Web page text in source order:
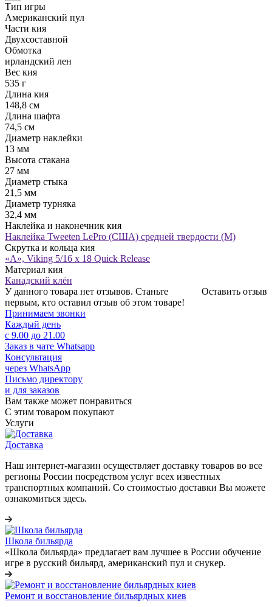
Тип игры
Американский пул
Части кия
Двухсоставной
Обмотка
ирландский лен
Вес кия
535 г
Длина кия
148,8 см
Длина шафта
74,5 см
Диаметр наклейки
13 мм
Высота стакана
27 мм
Диаметр стыка
21,5 мм
Диаметр турняка
32,4 мм
Наклейка и наконечник кия
Наклейка Tweeten LePro (США) средней твердости (М)
Скрутка и кольца кия
«A», Viking 5/16 x 18 Quick Release
Материал кия
Канадский клён
Оставить отзыв
У данного товара нет отзывов. Станьте
первым, кто оставил отзыв об этом товаре!
Принимаем звонки
Каждый день
с 9.00 до 21.00
Заказ в чате Whatsapp
Консультация
через WhatsApp
Письмо директору
и для заказов
Вам также может понравиться
С этим товаром покупают
Услуги
Доставка
Наш интернет-магазин осуществляет доставку товаров во все
регионы России посредством услуг всех известных
транспортных компаний. Со стоимостью доставки Вы можете
ознакомиться здесь.
Школа бильярда
«Школа бильярда» предлагает вам лучшее в России обучение
игре в русский бильярд, американский пул и снукер.
Ремонт и восстановление бильярдных киев